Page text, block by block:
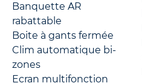
Banquette AR
rabattable
Boite à gants fermée
Clim automatique bi-
zones
Ecran multifonction